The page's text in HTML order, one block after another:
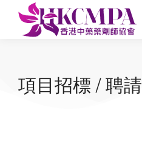
項目招標 / 聘請